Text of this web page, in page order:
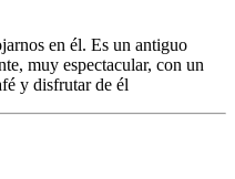
en él. Es un antiguo
muy espectacular, con un
y disfrutar de él